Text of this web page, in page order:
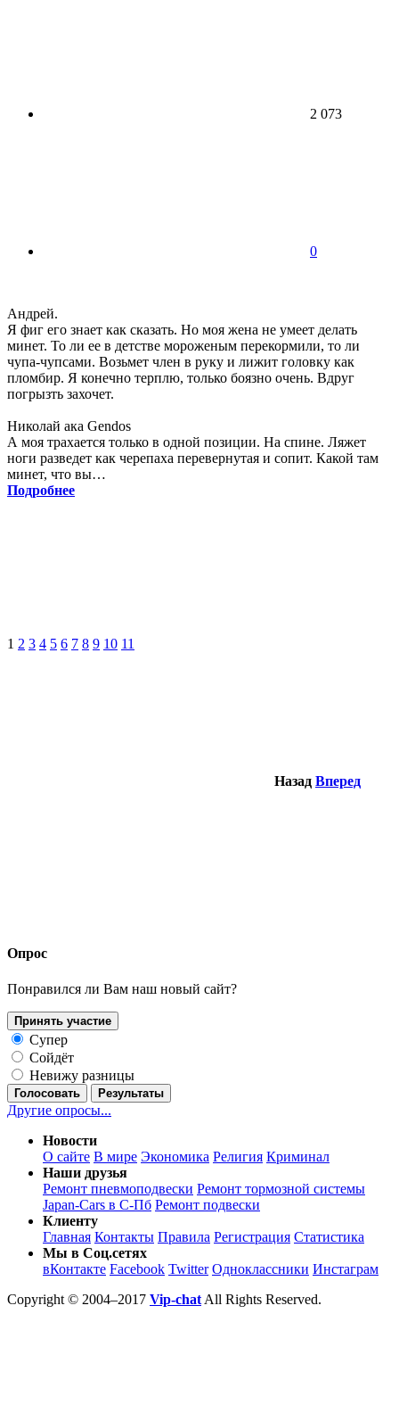
2 073
0
Андрей.
Я фиг его знает как сказать. Но моя жена не умеет делать
минет. То ли ее в детстве мороженым перекормили, то ли
чупа-чупсами. Возьмет член в руку и лижит головку как
пломбир. Я конечно терплю, только боязно очень. Вдруг
погрызть захочет.
Николай ака Gendos
А моя трахается только в одной позиции. На спине. Ляжет
ноги разведет как черепаха перевернутая и сопит. Какой там
минет, что вы…
Подробнее
1 2 3 4 5 6 7 8 9 10 11
Назад Вперед
Опрос
Понравился ли Вам наш новый сайт?
Принять участие
Супер
Сойдёт
Невижу разницы
Голосовать Результаты
Другие опросы...
Новости
О сайте В мире Экономика Религия Криминал
Наши друзья
Ремонт пневмоподвески Ремонт тормозной системы
Japan-Cars в С-Пб Ремонт подвески
Клиенту
Главная Контакты Правила Регистрация Статистика
Мы в Соц.сетях
вКонтакте Facebook Twitter Одноклассники Инстаграм
Copyright © 2004–2017 Vip-chat All Rights Reserved.